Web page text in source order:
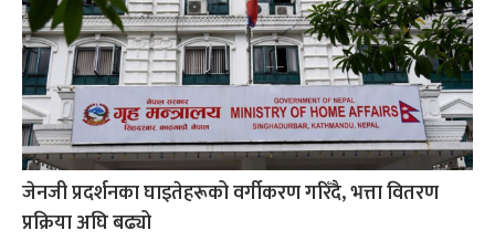
जेनजी प्रदर्शनका घाइतेहरूको वर्गीकरण गरिँदै, भत्ता वितरण
प्रक्रिया अघि बढ्यो